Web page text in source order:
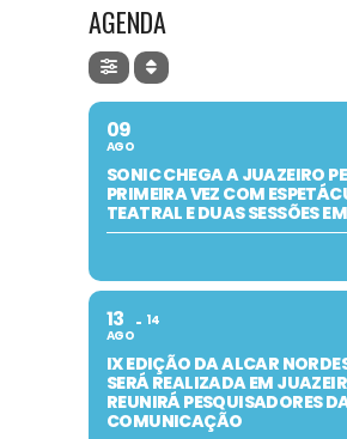
AGENDA
09
AGO
SONIC CHEGA A JUAZEIRO
PRIMEIRA VEZ COM
TEATRAL E DUAS SESSÕES
13
AGO
14
IX EDIÇÃO DA ALCAR
SERÁ REALIZADA EM
REUNIRÁ PESQUISADORES
COMUNICAÇÃO